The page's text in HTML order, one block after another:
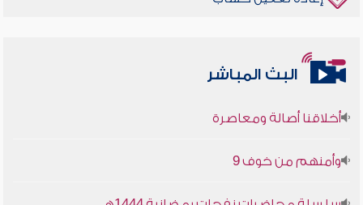
البث المباشر